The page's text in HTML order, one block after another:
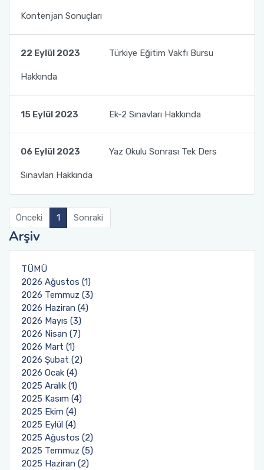
Kontenjan Sonuçları
22 Eylül 2023 Türkiye Eğitim Vakfı Bursu
Hakkında
15 Eylül 2023 Ek-2 Sınavları Hakkında
06 Eylül 2023 Yaz Okulu Sonrası Tek Ders
Sınavları Hakkında
Önceki 1 Sonraki
Arşiv
TÜMÜ
2026 Ağustos (1)
2026 Temmuz (3)
2026 Haziran (4)
2026 Mayıs (3)
2026 Nisan (7)
2026 Mart (1)
2026 Şubat (2)
2026 Ocak (4)
2025 Aralık (1)
2025 Kasım (4)
2025 Ekim (4)
2025 Eylül (4)
2025 Ağustos (2)
2025 Temmuz (5)
2025 Haziran (2)